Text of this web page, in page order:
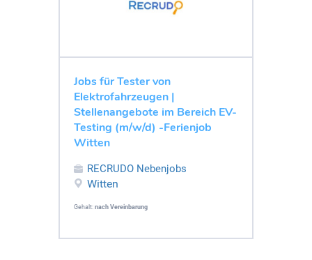
Jobs für Tester von
Elektrofahrzeugen |
Stellenangebote im Bereich EV-
Testing (m/w/d) -Ferienjob
Witten
RECRUDO Nebenjobs
Witten
Gehalt: nach Vereinbarung